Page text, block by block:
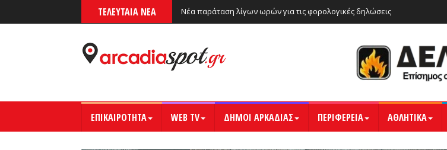
ΤΕΛΕΥΤΑΙΑ ΝΕΑ Νέα παράταση λίγων ωρών για τις φορολογικές δηλώσεις
ΕΠΙΚΑΙΡΟΤΗΤΑ WEB TV ΔΗΜΟΙ ΑΡΚΑΔΙΑΣ ΠΕΡΙΦΕΡΕΙΑ ΑΘΛΗΤΙΚΑ